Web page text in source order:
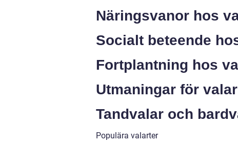
Näringsvanor hos
Socialt beteende
Fortplantning hos
Utmaningar för valar
Tandvalar och
Populära valarter